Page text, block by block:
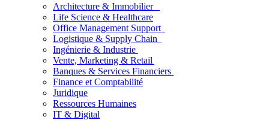
Architecture & Immobilier
Life Science & Healthcare
Office Management Support
Logistique & Supply Chain
Ingénierie & Industrie
Vente, Marketing & Retail
Banques & Services Financiers
Finance et Comptabilité
Juridique
Ressources Humaines
IT & Digital